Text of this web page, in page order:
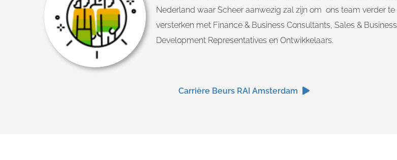
Nederland waar Scheer aanwezig zal zijn om ons team verder te
versterken met Finance & Business Consultants, Sales & Business
Development Representatives en Ontwikkelaars.
Carrière Beurs RAI Amsterdam